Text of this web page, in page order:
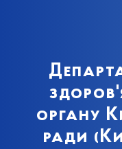
органу
ради